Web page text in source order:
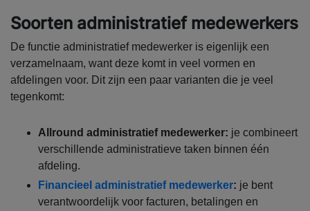
Soorten administratief medewerkers
De functie administratief medewerker is eigenlijk een
verzamelnaam, want deze komt in veel vormen en
afdelingen voor. Dit zijn een paar varianten die je veel
tegenkomt:
Allround administratief medewerker: je combineert
verschillende administratieve taken binnen één
afdeling.
Financieel administratief medewerker: je bent
verantwoordelijk voor facturen, betalingen en